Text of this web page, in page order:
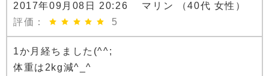
2017年09月08日 20:26 マリン （40代 女性）
評価：
5
1か月経ちました(^^;
体重は2kg減^_^